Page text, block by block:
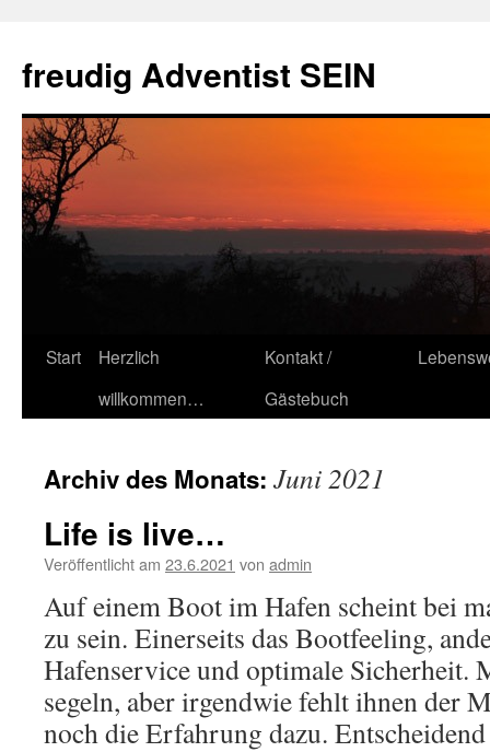
springen
freudig Adventist SEIN
Start
Herzlich
willkommen…
Kontakt /
Gästebuch
Archiv des Monats: Juni 2021
Life is live…
Veröffentlicht am 23.6.2021 von admin
Auf einem Boot im Hafen scheint bei
zu sein. Einerseits das Bootfeeling,
Hafenservice und optimale Sicherheit.
segeln, aber irgendwie fehlt ihnen der
noch die Erfahrung dazu.